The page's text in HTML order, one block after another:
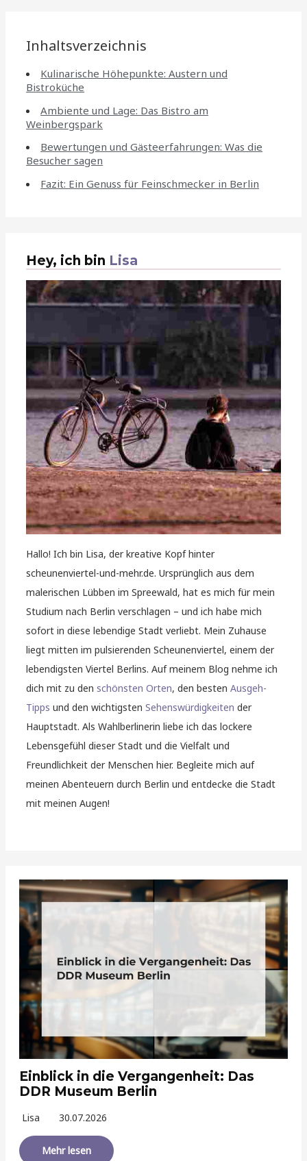
Inhaltsverzeichnis
Kulinarische Höhepunkte: Austern und
Bistroküche
Ambiente und Lage: Das Bistro am
Weinbergspark
Bewertungen und Gästeerfahrungen: Was die
Besucher sagen
Fazit: Ein Genuss für Feinschmecker in Berlin
Hey, ich bin Lisa
Hallo! Ich bin Lisa, der kreative Kopf hinter
scheunenviertel-und-mehr.de. Ursprünglich aus dem
malerischen Lübben im Spreewald, hat es mich für mein
Studium nach Berlin verschlagen – und ich habe mich
sofort in diese lebendige Stadt verliebt. Mein Zuhause
liegt mitten im pulsierenden Scheunenviertel, einem der
lebendigsten Viertel Berlins. Auf meinem Blog nehme ich
dich mit zu denschönsten Orten, den bestenAusgeh-
Tipps und den wichtigstenSehenswürdigkeiten der
Hauptstadt. Als Wahlberlinerin liebe ich das lockere
Lebensgefühl dieser Stadt und die Vielfalt und
Freundlichkeit der Menschen hier. Begleite mich auf
meinen Abenteuern durch Berlin und entdecke die Stadt
mit meinen Augen!
Einblick in die Vergangenheit: Das
DDR Museum Berlin
Lisa 30.07.2026
Mehr lesen